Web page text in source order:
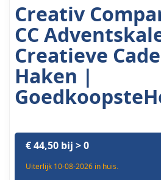
Creativ
CC
Creatieve
Haken |
€ 44,50 bij > 0
Uiterlijk 10-08-2026 in huis.